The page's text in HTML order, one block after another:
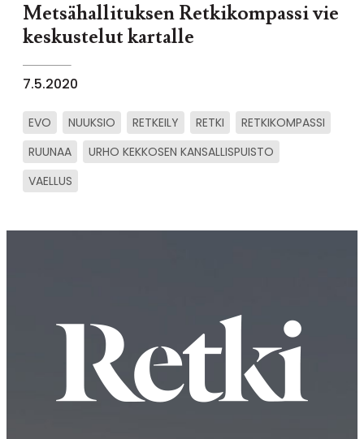
Metsähallituksen Retkikompassi vie
keskustelut kartalle
7.5.2020
EVO NUUKSIO RETKEILY RETKI
RETKIKOMPASSI
RUUNAA
URHO KEKKOSEN KANSALLISPUISTO
VAELLUS